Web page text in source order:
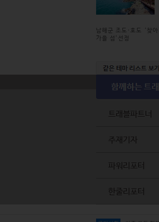
남해군 조도·호도 ‘찾
가을 섬’선정
트래블파트너
주재기자
파워리포터
한줄리포터